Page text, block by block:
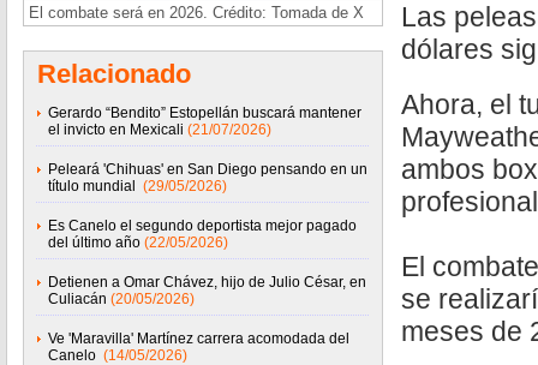
El combate será en 2026. Crédito: Tomada de X
Relacionado
Gerardo “Bendito” Estopellán buscará mantener
el invicto en Mexicali (21/07/2026)
Peleará 'Chihuas' en San Diego pensando en un
título mundial
(29/05/2026)
Es Canelo el segundo deportista mejor pagado
del último año (22/05/2026)
Detienen a Omar Chávez, hijo de Julio César, en
Culiacán (20/05/2026)
Ve 'Maravilla' Martínez carrera acomodada del
Canelo (14/05/2026)
Las
dólares
Ahora, el
ambos
El
se
meses de